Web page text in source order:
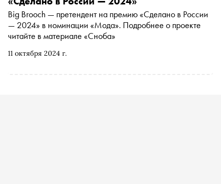
11 октября 2024 г.
Big Brooch — претендент на премию «Сделано в России
— 2024» в номинации «Мода». Подробнее о проекте
читайте в материале «Сноба»